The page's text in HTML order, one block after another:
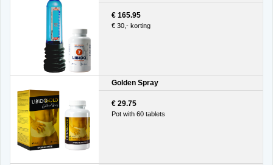
€ 165.95
€ 30,- korting
Golden Spray
€ 29.75
Pot with 60 tablets